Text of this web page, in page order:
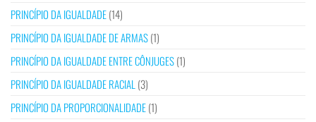
PRINCÍPIO DA IGUALDADE(14)
PRINCÍPIO DA IGUALDADE DE ARMAS(1)
PRINCÍPIO DA IGUALDADE ENTRE CÔNJUGES(1)
PRINCÍPIO DA IGUALDADE RACIAL (3)
PRINCÍPIO DA PROPORCIONALIDADE(1)